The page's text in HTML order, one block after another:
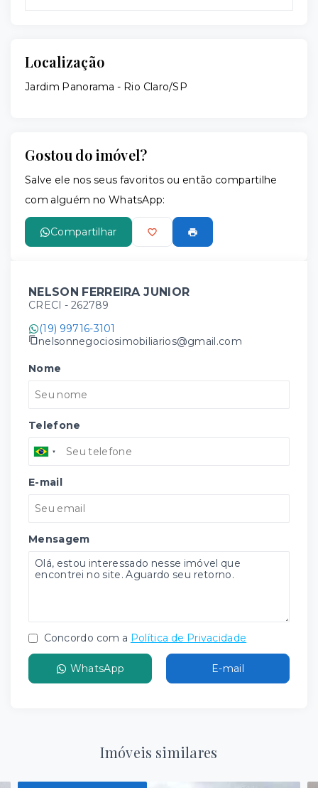
Localização
Jardim Panorama - Rio Claro/SP
Gostou do imóvel?
Salve ele nos seus favoritos ou então compartilhe
com alguém no WhatsApp:
Compartilhar
NELSON FERREIRA JUNIOR
CRECI - 262789
(19) 99716-3101
nelsonnegociosimobiliarios@gmail.com
Nome
Telefone
E-mail
Mensagem
Concordo com a Política de Privacidade
WhatsApp E-mail
Imóveis similares